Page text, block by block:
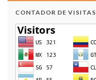
CONTADOR DE VISITAS